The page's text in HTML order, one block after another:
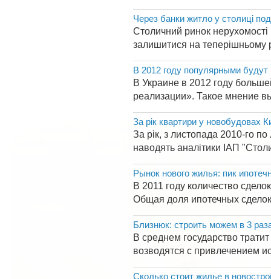
Через банки житло у столиці
Столичний ринок
залишитися на теперішньому
В 2012 году популярными
В Украине в 2012 году
реализации». Такое мнение
За рік квартири у новобудовах
За рік, з листопада 2010-го
наводять аналітики ІАП
Рынок нового жилья: пик
В 2011 году количество
Общая доля ипотечных
Близнюк: строить можем в 3
В среднем государство
возводятся с привлечением
Сколько стоит жилье в